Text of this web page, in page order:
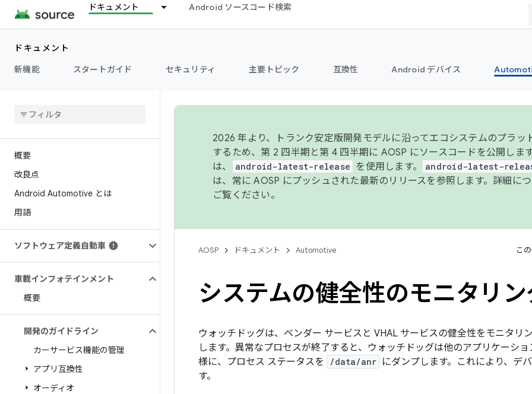
ドキュメント Android ソースコード検索
ドキュメント
新機能
スタートガイド セキュリティ 主要トピック 互換性 Android デバイス
概要
改良点
Android Automotive とは
用語
ソフトウェア定義自動車
車載インフォテインメント
概要
開発のガイドライン
カーサービス機能の管理
アプリ互換性
オーディオ
2026 年より、トランク安定版開発モデルに沿ってエコシステムのプラッ
するため、第 2 四半期と第 4 四半期に AOSP にソースコードを公開しま
は、
android-latest-release を使用します。 android-latest-
は、常に AOSP にプッシュされた最新のリリースを参照します。詳細に
ご覧ください。
AOSP ドキュメント Automotive こ
システムの健全性のモニタリ
ウォッチドッグは、ベンダー サービスと VHAL サービスの健全性をモニタリ
します。異常なプロセスが終了すると、ウォッチドッグは他のアプリケーシ
様に、プロセス ステータスを
/data/anr にダンプします。これにより、デ
す。